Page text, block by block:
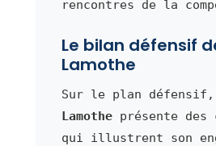
rencontres de la
Le bilan défensif
Lamothe
Sur le plan défensif,
Lamotheprésente des
qui illustrent son